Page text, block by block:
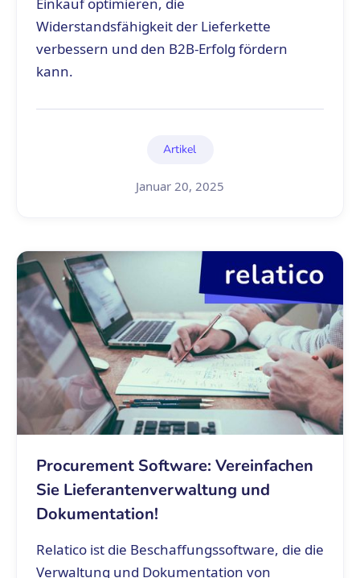
Widerstandsfähigkeit der Lieferkette
verbessern und den B2B-Erfolg fördern
kann.
Artikel
Januar 20, 2025
Procurement Software: Vereinfachen
Sie Lieferantenverwaltung und
Dokumentation!
Relatico ist die Beschaffungssoftware, die die
Verwaltung und Dokumentation von